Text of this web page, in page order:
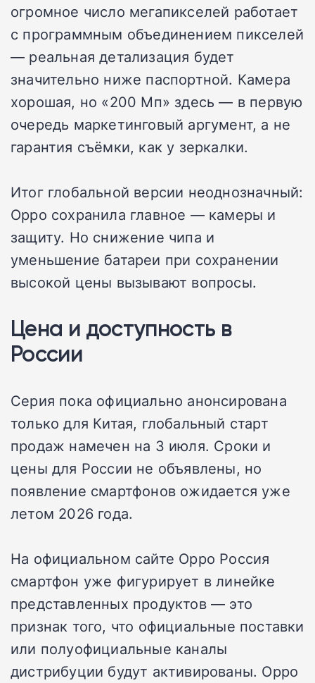
огромное число мегапикселей работает
с программным объединением пикселей
— реальная детализация будет
значительно ниже паспортной. Камера
хорошая, но «200 Мп» здесь — в первую
очередь маркетинговый аргумент, а не
гарантия съёмки, как у зеркалки.
Итог глобальной версии неоднозначный:
Oppo сохранила главное — камеры и
защиту. Но снижение чипа и
уменьшение батареи при сохранении
высокой цены вызывают вопросы.
Цена и доступность в
России
Серия пока официально анонсирована
только для Китая, глобальный старт
продаж намечен на 3 июля. Сроки и
цены для России не объявлены, но
появление смартфонов ожидается уже
летом 2026 года.
На официальном сайте Oppo Россия
смартфон уже фигурирует в линейке
представленных продуктов — это
признак того, что официальные поставки
или полуофициальные каналы
дистрибуции будут активированы. Oppo